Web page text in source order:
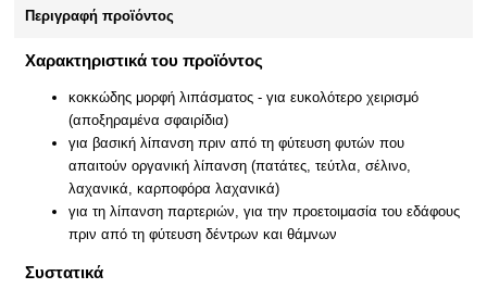
Περιγραφή προϊόντος
Χαρακτηριστικά του προϊόντος
κοκκώδης μορφή λιπάσματος - για ευκολότερο χειρισμό
(αποξηραμένα σφαιρίδια)
για βασική λίπανση πριν από τη φύτευση φυτών που
απαιτούν οργανική λίπανση (πατάτες, τεύτλα, σέλινο,
λαχανικά, καρποφόρα λαχανικά)
για τη λίπανση παρτεριών, για την προετοιμασία του εδάφους
πριν από τη φύτευση δέντρων και θάμνων
Συστατικά